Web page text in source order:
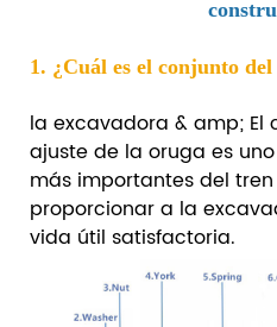
1. ¿Cuál es el conjunto
la excavadora & amp;
ajuste de la oruga es
más importantes del
proporcionar a la
vida útil satisfactoria.